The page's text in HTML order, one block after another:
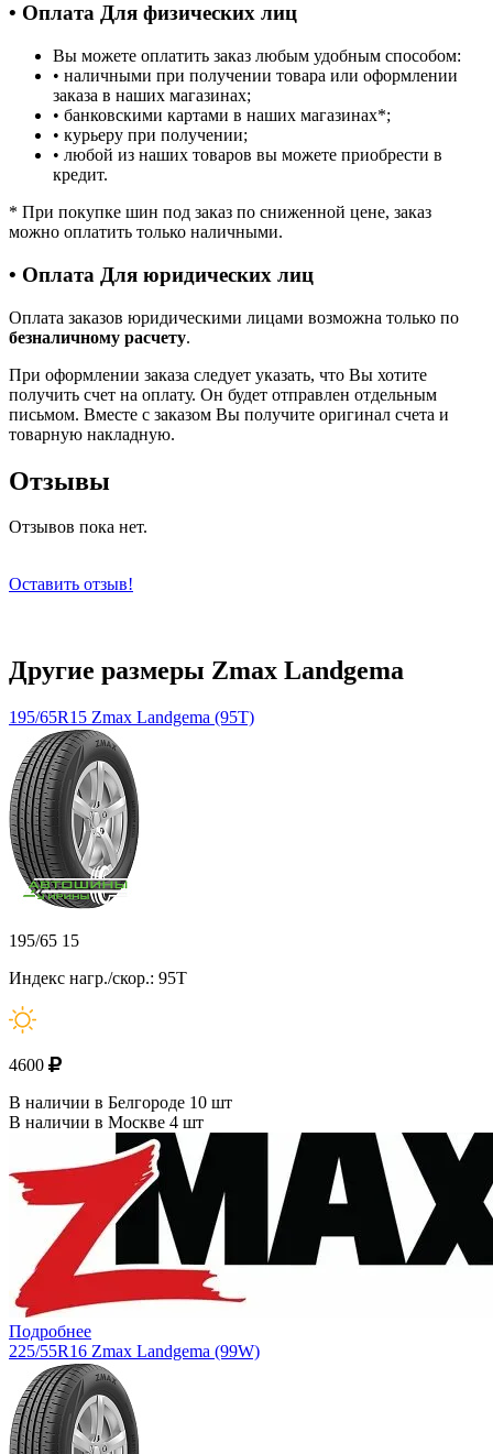
• Оплата Для физических лиц
Вы можете оплатить заказ любым удобным способом:
• наличными при получении товара или оформлении
заказа в наших магазинах;
• банковскими картами в наших магазинах*;
• курьеру при получении;
• любой из наших товаров вы можете приобрести в
кредит.
* При покупке шин под заказ по сниженной цене, заказ
можно оплатить только наличными.
• Оплата Для юридических лиц
Оплата заказов юридическими лицами возможна только по
безналичному расчету.
При оформлении заказа следует указать, что Вы хотите
получить счет на оплату. Он будет отправлен отдельным
письмом. Вместе с заказом Вы получите оригинал счета и
товарную накладную.
Отзывы
Отзывов пока нет.
Оставить отзыв!
Другие размеры Zmax Landgema
195/65R15 Zmax Landgema (95T)
195/65 15
Индекс нагр./скор.: 95T
4600
В наличии в Белгороде 10 шт
В наличии в Москве 4 шт
Подробнее
225/55R16 Zmax Landgema (99W)